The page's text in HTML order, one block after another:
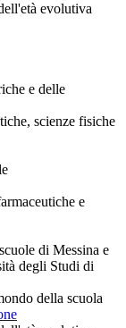
evolutiva
e delle
scienze fisiche
e
di Messina e
degli Studi di
della scuola